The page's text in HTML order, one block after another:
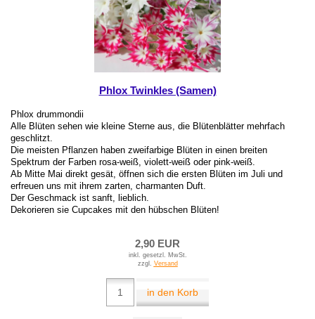
Phlox Twinkles (Samen)
Phlox drummondii
Alle Blüten sehen wie kleine Sterne aus, die Blütenblätter mehrfach
geschlitzt.
Die meisten Pflanzen haben zweifarbige Blüten in einen breiten
Spektrum der Farben rosa-weiß, violett-weiß oder pink-weiß.
Ab Mitte Mai direkt gesät, öffnen sich die ersten Blüten im Juli und
erfreuen uns mit ihrem zarten, charmanten Duft.
Der Geschmack ist sanft, lieblich.
Dekorieren sie Cupcakes mit den hübschen Blüten!
2,90 EUR
inkl. gesetzl. MwSt.
zzgl. Versand
in den Korb